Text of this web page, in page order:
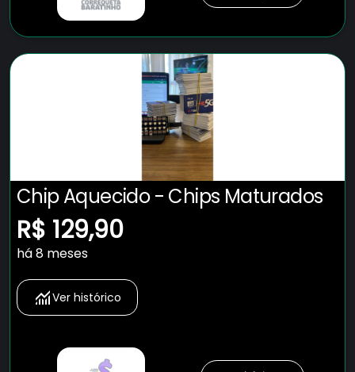
Chip Aquecido - Chips Maturados
R$ 129,90
há 8 meses
Ver histórico